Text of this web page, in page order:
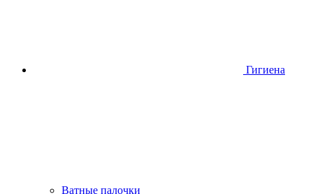
Гигиена
Ватные палочки